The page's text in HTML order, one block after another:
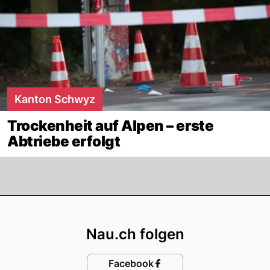
Kanton Schwyz
Trockenheit auf Alpen – erste
Abtriebe erfolgt
Nau.ch folgen
Facebook